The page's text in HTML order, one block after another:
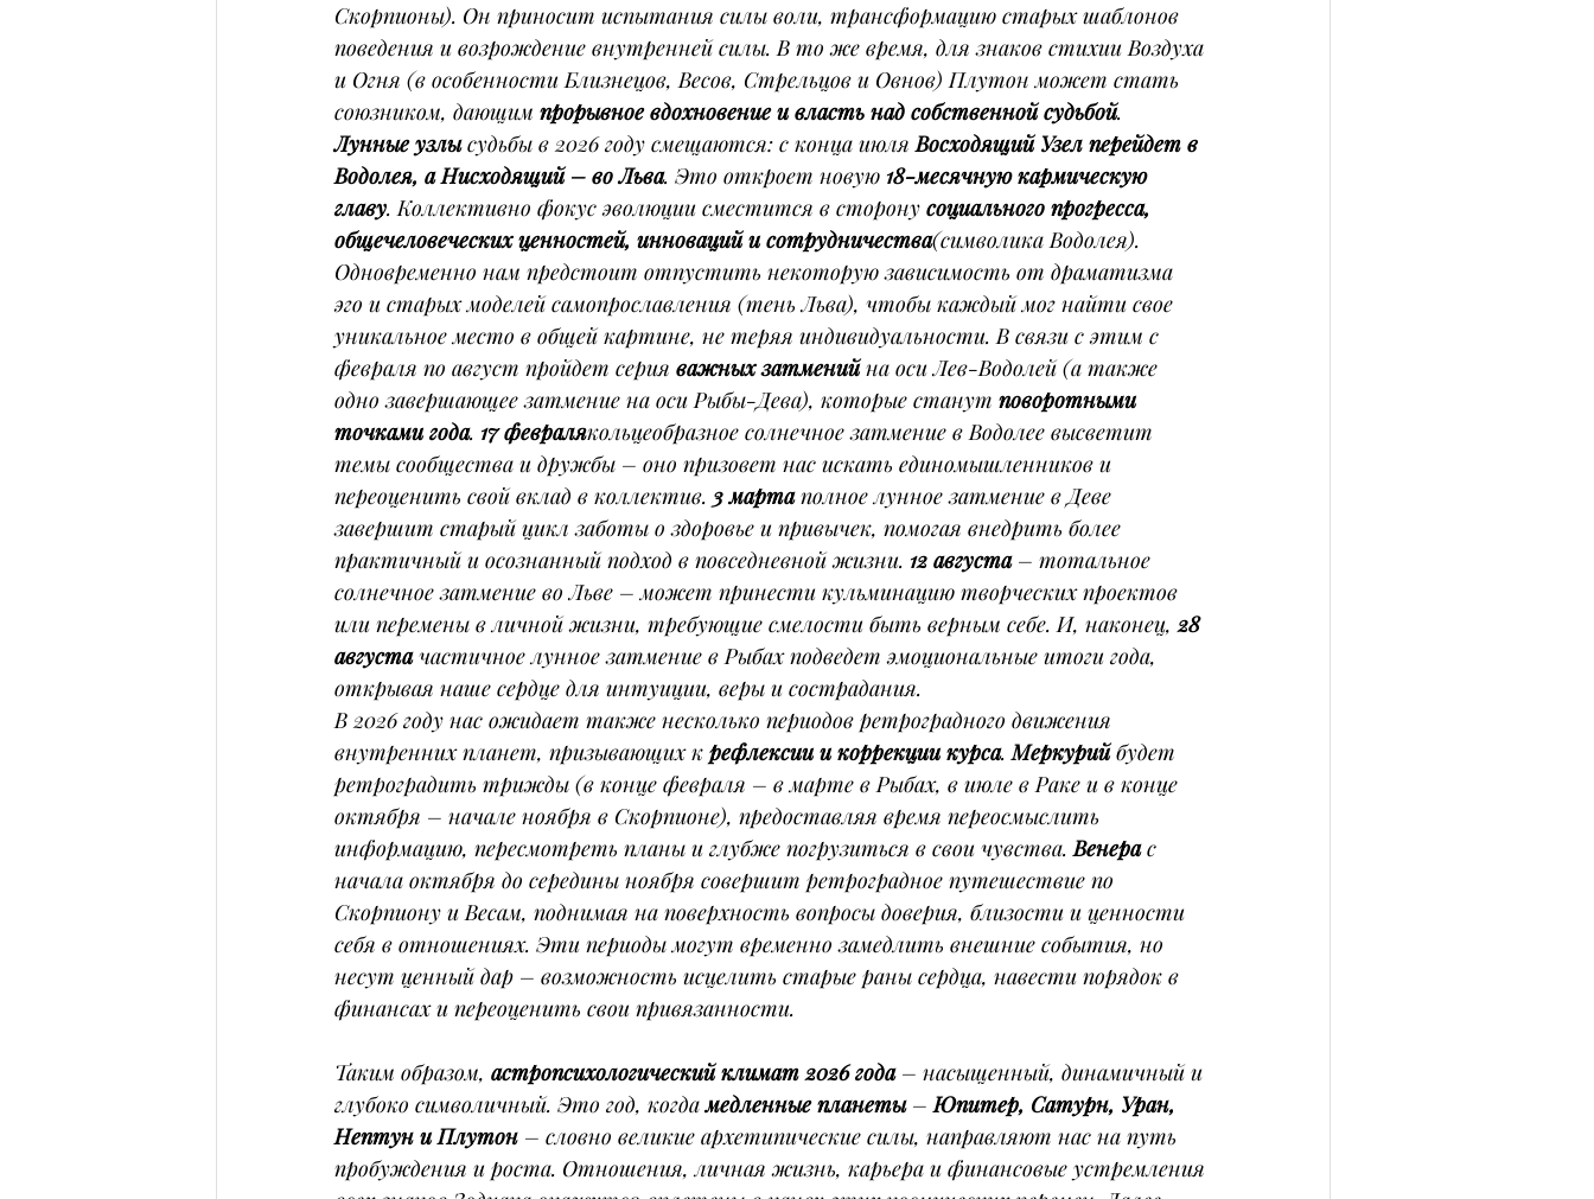
Скорпионы). Он приносит испытания силы воли, трансформацию старых шаблонов
поведения и возрождение внутренней силы. В то же время, для знаков стихии Воздуха
и Огня (в особенности Близнецов, Весов, Стрельцов и Овнов) Плутон может стать
союзником, дающим прорывное вдохновение и власть над собственной судьбой.
Лунные узлы судьбы в 2026 году смещаются: с конца июля Восходящий Узел перейдет в
Водолея, а Нисходящий – во Льва. Это откроет новую 18-месячную кармическую
главу. Коллективно фокус эволюции сместится в сторону социального прогресса,
общечеловеческих ценностей, инноваций и сотрудничества(символика Водолея).
Одновременно нам предстоит отпустить некоторую зависимость от драматизма
эго и старых моделей самопрославления (тень Льва), чтобы каждый мог найти свое
уникальное место в общей картине, не теряя индивидуальности. В связи с этим с
февраля по август пройдет серия важных затмений на оси Лев-Водолей (а также
одно завершающее затмение на оси Рыбы-Дева), которые станут поворотными
точками года. 17 февралякольцеобразное солнечное затмение в Водолее высветит
темы сообщества и дружбы – оно призовет нас искать единомышленников и
переоценить свой вклад в коллектив. 3 марта полное лунное затмение в Деве
завершит старый цикл заботы о здоровье и привычек, помогая внедрить более
практичный и осознанный подход в повседневной жизни. 12 августа – тотальное
солнечное затмение во Льве – может принести кульминацию творческих проектов
или перемены в личной жизни, требующие смелости быть верным себе. И, наконец, 28
августа частичное лунное затмение в Рыбах подведет эмоциональные итоги года,
открывая наше сердце для интуиции, веры и сострадания.
В 2026 году нас ожидает также несколько периодов ретроградного движения
внутренних планет, призывающих к рефлексии и коррекции курса. Меркурий будет
ретроградить трижды (в конце февраля – в марте в Рыбах, в июле в Раке и в конце
октября – начале ноября в Скорпионе), предоставляя время переосмыслить
информацию, пересмотреть планы и глубже погрузиться в свои чувства. Венера с
начала октября до середины ноября совершит ретроградное путешествие по
Скорпиону и Весам, поднимая на поверхность вопросы доверия, близости и ценности
себя в отношениях. Эти периоды могут временно замедлить внешние события, но
несут ценный дар – возможность исцелить старые раны сердца, навести порядок в
финансах и переоценить свои привязанности.
Таким образом, астропсихологический климат 2026 года – насыщенный, динамичный и
глубоко символичный. Это год, когда медленные планеты – Юпитер, Сатурн, Уран,
Нептун и Плутон – словно великие архетипические силы, направляют нас на путь
пробуждения и роста. Отношения, личная жизнь, карьера и финансовые устремления